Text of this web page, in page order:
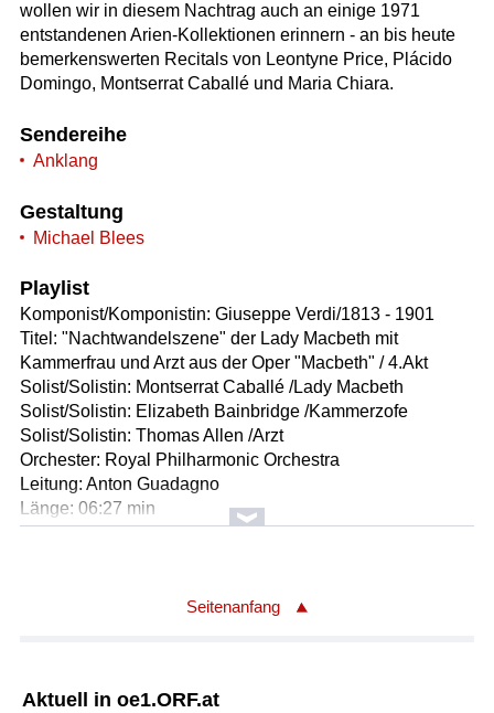
wollen wir in diesem Nachtrag auch an einige 1971
entstandenen Arien-Kollektionen erinnern - an bis heute
bemerkenswerten Recitals von Leontyne Price, Plácido
Domingo, Montserrat Caballé und Maria Chiara.
Sendereihe
Anklang
Gestaltung
Michael Blees
Playlist
Komponist/Komponistin: Giuseppe Verdi/1813 - 1901
Titel: "Nachtwandelszene" der Lady Macbeth mit
Kammerfrau und Arzt aus der Oper "Macbeth" / 4.Akt
Solist/Solistin: Montserrat Caballé /Lady Macbeth
Solist/Solistin: Elizabeth Bainbridge /Kammerzofe
Solist/Solistin: Thomas Allen /Arzt
Orchester: Royal Philharmonic Orchestra
Leitung: Anton Guadagno
Länge: 06:27 min
Label: EMI 5655302 (3 CD)
Solist/Solistin: Montserrat Caballé /Nedda
Seitenanfang
Aktuell in oe1.ORF.at